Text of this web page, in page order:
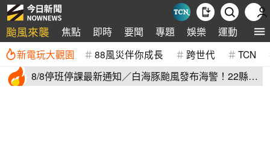
颱風來襲 焦點 即時 要聞 專題 娛樂 運動 全球
新電玩大觀園 88風災伴你成長 跨世代 TCN
8/8停班停課最新通知／白海豚颱風發布海警！22縣市